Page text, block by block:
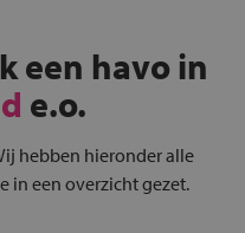
een havo in
e.o.
hebben hieronder alle
in een overzicht gezet.